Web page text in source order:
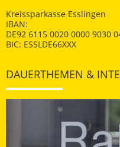
Kreissparkasse Esslingen
IBAN:
DE92 6115 0020 0000 9030
BIC: ESSLDE66XXX
DAUERTHEMEN &